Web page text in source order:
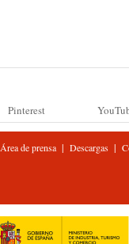
Pinterest
Área de prensa| Descargas|